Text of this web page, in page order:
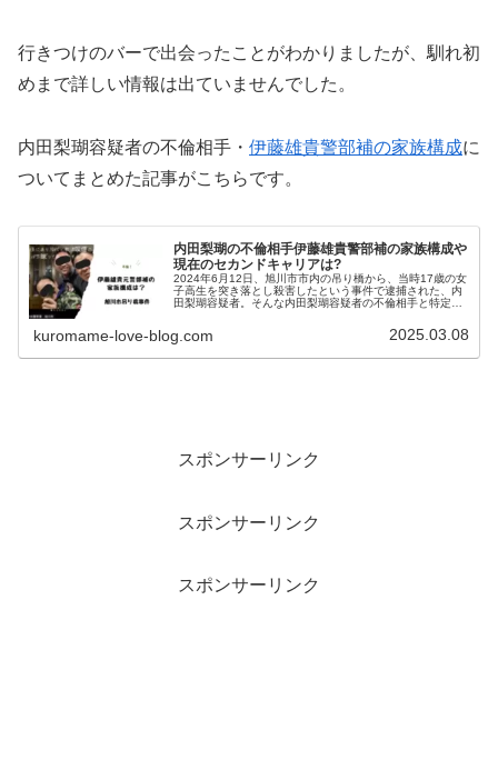
行きつけのバーで出会ったことがわかりましたが、馴れ初
めまで詳しい情報は出ていませんでした。
内田梨瑚容疑者の不倫相手・ 伊藤雄貴警部補の家族構成に
ついてまとめた記事がこちらです。
内田梨瑚の不倫相手伊藤雄貴警部補の家族構成や
現在のセカンドキャリアは?
2024年6月12日、旭川市市内の吊り橋から、当時17歳の女
子高生を突き落とし殺害したという事件で逮捕された、内
田梨瑚容疑者。そんな内田梨瑚容疑者の不倫相手と特定さ
kuromame-love-blog.com 2025.03.08
スポンサーリンク
スポンサーリンク
スポンサーリンク